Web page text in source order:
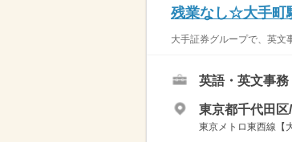
残業なし☆大手町
大手証券グループで、英文
英語・英文事務
東京都千代田区
東京メトロ東西線【